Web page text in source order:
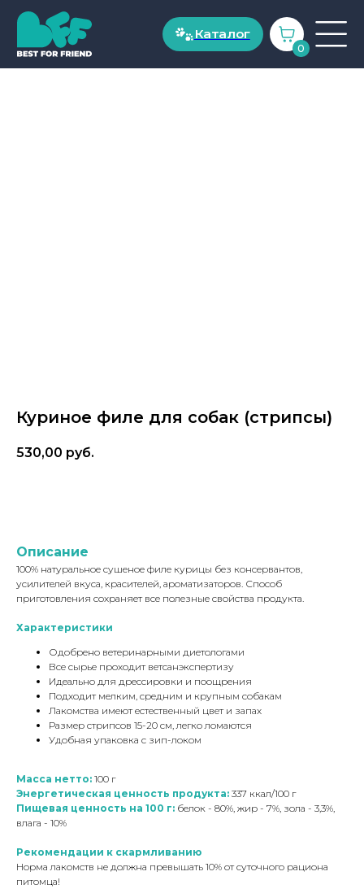
0
Каталог
Каталог
Наполнитель Дорожник –
Куриное филе для собак (стрипсы)
530,00 руб.
Описание
100% натуральное сушеное филе курицы без консервантов,
усилителей вкуса, красителей, ароматизаторов. Способ
приготовления сохраняет все полезные свойства продукта.
Характеристики
Одобрено ветеринарными диетологами
Все сырье проходит ветсанэкспертизу
Идеально для дрессировки и поощрения
Подходит мелким, средним и крупным собакам
Лакомства имеют естественный цвет и запах
Размер стрипсов 15-20 см, легко ломаются
Удобная упаковка с зип-локом
Масса нетто: 100 г
Энергетическая ценность продукта: 337 ккал/100 г
Пищевая ценность на 100 г: белок - 80%, жир - 7%, зола - 3,3%,
влага - 10%
Рекомендации к скармливанию
Норма лакомств не должна превышать 10% от суточного рациона
питомца!